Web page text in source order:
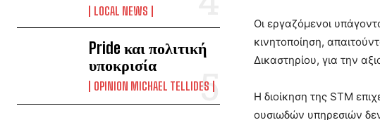
LOCAL NEWS
Pride και πολιτική
υποκρισία
OPINION MICHAEL TELLIDES
Οι εργαζόμενοι
κινητοποίηση,
Δικαστηρίου, για την
Η διοίκηση της STM
ουσιωδών υπηρεσιών